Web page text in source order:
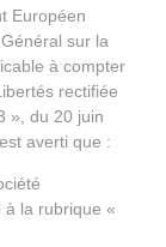
Européen
sur la
à compter
rectifiée
», du 20 juin
averti que :
la rubrique «